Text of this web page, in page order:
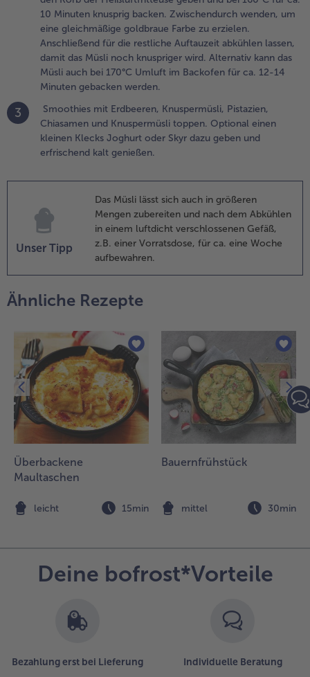
kleinen
dazu
und
10 Minuten knusprig backen. Zwischendurch wenden, um
eine gleichmäßige goldbraue Farbe zu erzielen.
Anschließend für die restliche Auftauzeit abkühlen lassen,
damit das Müsli noch knuspriger wird. Alternativ kann das
Müsli auch bei 170°C Umluft im Backofen für ca. 12-14
Minuten gebacken werden.
3
Smoothies mit Erdbeeren, Knuspermüsli, Pistazien,
Chiasamen und Knuspermüsli toppen. Optional einen
kleinen Klecks Joghurt oder Skyr dazu geben und
erfrischend kalt genießen.
Unser Tipp
Das Müsli lässt sich auch in größeren
Mengen zubereiten und nach dem Abkühlen
in einem luftdicht verschlossenen Gefäß,
z.B. einer Vorratsdose, für ca. eine Woche
aufbewahren.
Ähnliche Rezepte
Überbackene
Maultaschen
leicht 15min
Bauernfrühstück
mittel 30min
Deine bofrost*Vorteile
Bezahlung erst bei Lieferung Individuelle Beratung